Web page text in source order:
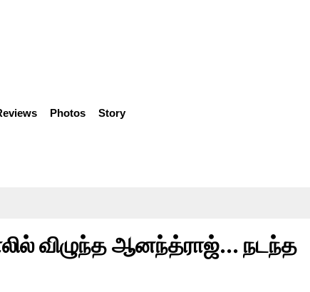
Photos Story
விழுந்த ஆனந்த்ராஜ்... நடந்த